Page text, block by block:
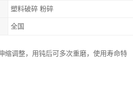
塑料破碎 粉碎
全国
缩调整，用钝后可多次重磨，使用寿命特